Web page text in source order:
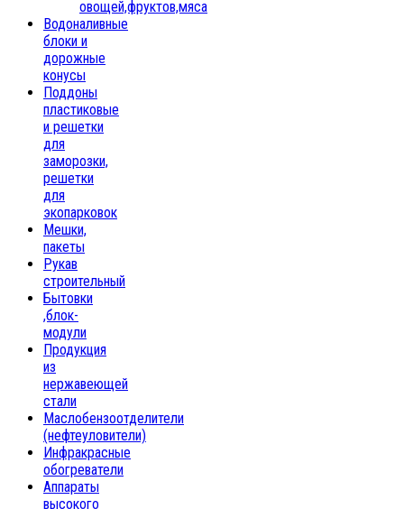
овощей,фруктов,мяса
Водоналивные
блоки и
дорожные
конусы
Поддоны
пластиковые
и решетки
для
заморозки,
решетки
для
экопарковок
Мешки,
пакеты
Рукав
строительный
Бытовки
,блок-
модули
Продукция
из
нержавеющей
стали
Маслобензоотделители
(нефтеуловители)
Инфракрасные
обогреватели
Аппараты
высокого